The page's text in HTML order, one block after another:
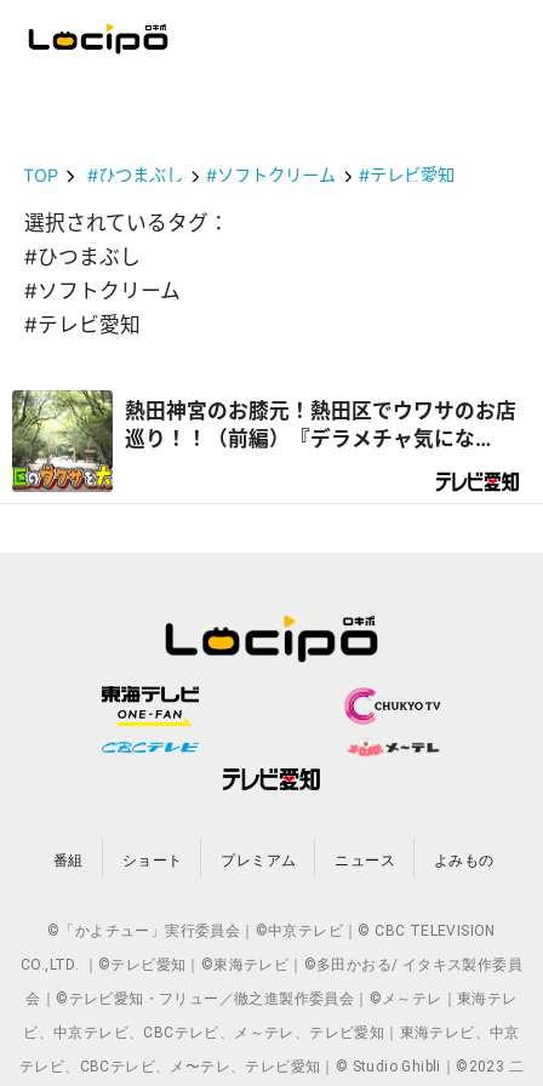
TOP #ひつまぶし #ソフトクリーム #テレビ愛知
選択されているタグ：
#ひつまぶし
#ソフトクリーム
#テレビ愛知
熱田神宮のお膝元！熱田区でウワサのお店
巡り！！（前編）『デラメチャ気にな
番組 ショート プレミアム ニュース よみもの
©「かよチュー」実行委員会｜©中京テレビ｜© CBC TELEVISION
CO.,LTD. ｜©テレビ愛知｜©東海テレビ｜©多田かおる/ イタキス製作委員
会｜©テレビ愛知・フリュー／徹之進製作委員会｜©メ～テレ｜東海テレ
ビ、中京テレビ、CBCテレビ、メ～テレ、テレビ愛知｜東海テレビ、中京
テレビ、CBCテレビ、メ〜テレ、テレビ愛知｜© Studio Ghibli｜©2023 二